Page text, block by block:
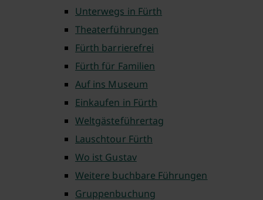
Unterwegs in Fürth
Theaterführungen
Fürth barrierefrei
Fürth für Familien
Auf ins Museum
Einkaufen in Fürth
Weltgästeführertag
Lauschtour Fürth
Wo ist Gustav
Weitere buchbare Führungen
Gruppenbuchung